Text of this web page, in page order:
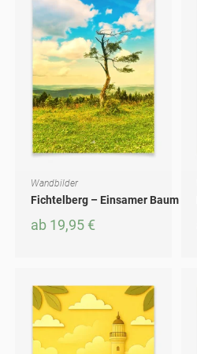
AUSFÜHRUNG WÄHLEN
Wandbilder
Fichtelberg – Einsamer Baum
ab 19,95 €